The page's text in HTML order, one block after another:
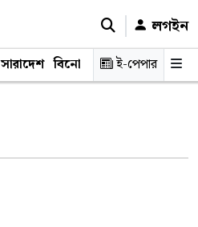
লগইন
সারাদেশ বিনোদন রাজনীতি স্বাস্থ্য
ই-পেপার